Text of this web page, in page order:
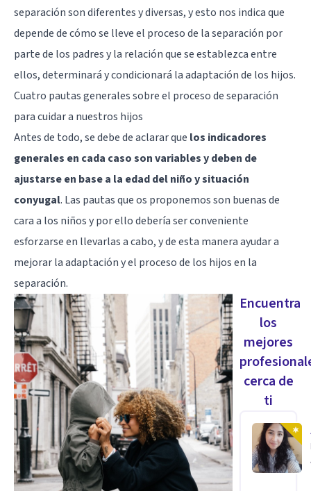
separación son diferentes y diversas, y esto nos indica que
depende de cómo se lleve el proceso de la separación por
parte de los padres y la relación que se establezca entre
ellos, determinará y condicionará la adaptación de los hijos.
Cuatro pautas generales sobre el proceso de separación
para cuidar a nuestros hijos
Antes de todo, se debe de aclarar que los indicadores
generales en cada caso son variables y deben de
ajustarse en base a la edad del niño y situación
conyugal. Las pautas que os proponemos son buenas de
cara a los niños y por ello debería ser conveniente
esforzarse en llevarlas a cabo, y de esta manera ayudar a
mejorar la adaptación y el proceso de los hijos en la
separación.
Encuentra
los
mejores
cerca de
ti